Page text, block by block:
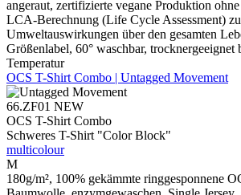
angeraut, zertifizierte vegane Produktion
LCA-Berechnung (Life Cycle Assessment)
Umweltauswirkungen über den gesamten
Größenlabel, 60° waschbar, trocknergeeignet
Temperatur
OCS T-Shirt Combo | Untagged Movement
66.ZF01 NEW
OCS T-Shirt Combo
Schweres T-Shirt "Color Block"
multicolour
M
180g/m², 100% gekämmte ringgesponnene